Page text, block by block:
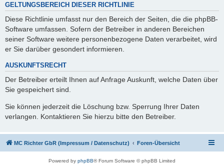
GELTUNGSBEREICH DIESER RICHTLINIE
Diese Richtlinie umfasst nur den Bereich der Seiten, die die phpBB-
Software umfassen. Sofern der Betreiber in anderen Bereichen
seiner Software weitere personenbezogene Daten verarbeitet, wird
er Sie darüber gesondert informieren.
AUSKUNFTSRECHT
Der Betreiber erteilt Ihnen auf Anfrage Auskunft, welche Daten über
Sie gespeichert sind.
Sie können jederzeit die Löschung bzw. Sperrung Ihrer Daten
verlangen. Kontaktieren Sie hierzu bitte den Betreiber.
MC Richter GbR (Impressum / Datenschutz) Foren-Übersicht
Powered by phpBB® Forum Software © phpBB Limited